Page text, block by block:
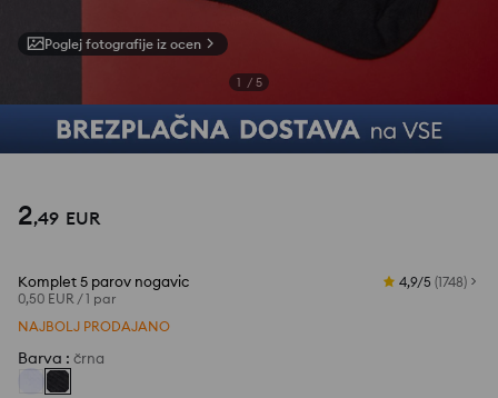
Poglej fotografije iz ocen
1 / 5
2,49 EUR
Komplet 5 parov nogavic
0,50 EUR /1 par
4,9/5 (1748)
NAJBOLJ PRODAJANO
Barva : črna